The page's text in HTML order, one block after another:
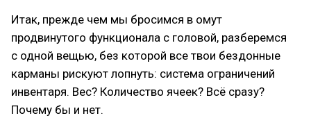
Итак, прежде чем мы бросимся в омут
продвинутого функционала с головой, разберемся
с одной вещью, без которой все твои бездонные
карманы рискуют лопнуть: система ограничений
инвентаря. Вес? Количество ячеек? Всё сразу?
Почему бы и нет.